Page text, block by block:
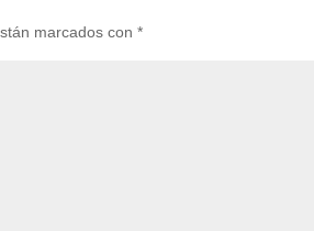
marcados con*